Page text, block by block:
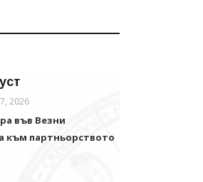
2026
във Везни
към партньорството